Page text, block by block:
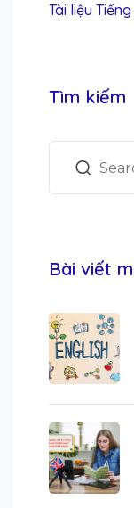
Tài liệu
Tìm kiếm
Bài viết